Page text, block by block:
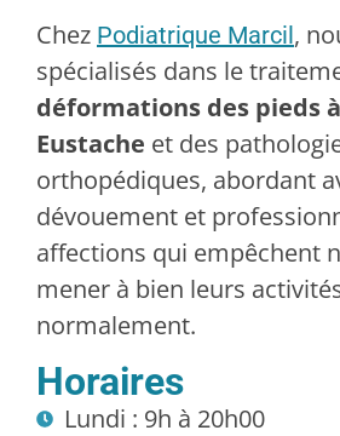
Chez Podiatrique Marcil,
spécialisés dans le
déformations des pieds
Eustache et des
orthopédiques, abordant
dévouement et
affections qui empêchent
mener à bien leurs
normalement.
Horaires
Lundi : 9h à 20h00